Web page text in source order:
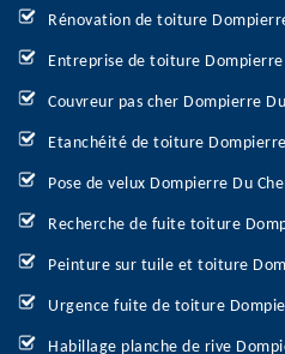
Rénovation de toiture
Entreprise de toiture Dompierre
Couvreur pas cher Dompierre
Etanchéité de toiture
Pose de velux Dompierre Du
Recherche de fuite toiture
Peinture sur tuile et toiture
Urgence fuite de toiture
Habillage planche de rive